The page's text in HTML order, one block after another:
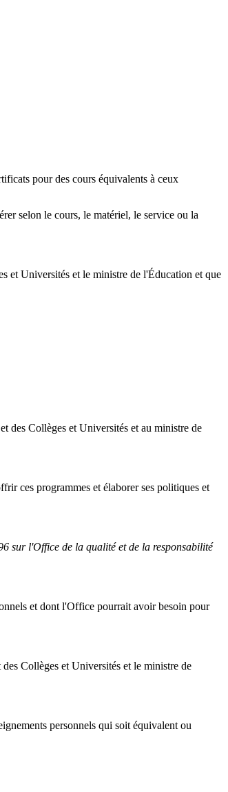
pour des cours équivalents à ceux
selon le cours, le matériel, le service ou la
et Universités et le ministre de l'Éducation et que
des Collèges et Universités et au ministre de
ces programmes et élaborer ses politiques et
sur l'Office de la qualité et de la responsabilité
et dont l'Office pourrait avoir besoin pour
Collèges et Universités et le ministre de
personnels qui soit équivalent ou